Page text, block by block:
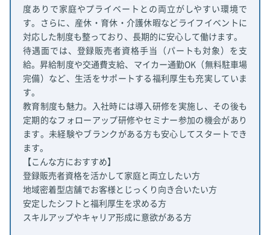
度ありで家庭やプライベートとの両立がしやすい環境で
す。さらに、産休・育休・介護休暇などライフイベントに
対応した制度も整っており、長期的に安心して働けます。
待遇面では、登録販売者資格手当（パートも対象）を支
給。昇給制度や交通費支給、マイカー通勤OK（無料駐車場
完備）など、生活をサポートする福利厚生も充実していま
す。
教育制度も魅力。入社時には導入研修を実施し、その後も
定期的なフォローアップ研修やセミナー参加の機会があり
ます。未経験やブランクがある方も安心してスタートでき
ます。
【こんな方におすすめ】
登録販売者資格を活かして家庭と両立したい方
地域密着型店舗でお客様とじっくり向き合いたい方
安定したシフトと福利厚生を求める方
スキルアップやキャリア形成に意欲がある方